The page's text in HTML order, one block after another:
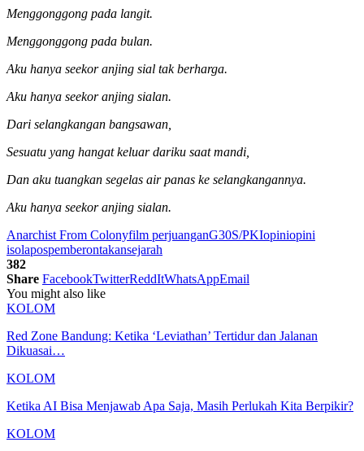
Menggonggong pada langit.
Menggonggong pada bulan.
Aku hanya seekor anjing sial tak berharga.
Aku hanya seekor anjing sialan.
Dari selangkangan bangsawan,
Sesuatu yang hangat keluar dariku saat mandi,
Dan aku tuangkan segelas air panas ke selangkangannya.
Aku hanya seekor anjing sialan.
Anarchist From Colonyfilm perjuanganG30S/PKIopiniopini
isolapospemberontakansejarah
382
Share FacebookTwitterReddItWhatsAppEmail
You might also like
KOLOM
Red Zone Bandung: Ketika ‘Leviathan’ Tertidur dan Jalanan
Dikuasai…
KOLOM
Ketika AI Bisa Menjawab Apa Saja, Masih Perlukah Kita Berpikir?
KOLOM